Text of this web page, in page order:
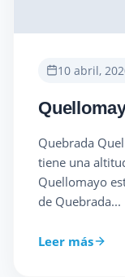
10 abril,
Quebrada
tiene una
Quellomayo
de Quebrada...
Leer más